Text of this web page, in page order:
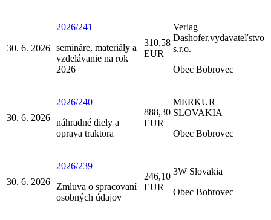
30. 6. 2026
2026/241
semináre, materiály a
vzdelávanie na rok
2026
310,58
EUR
Verlag
Dashofer,vydavateľstvo
s.r.o.
Obec Bobrovec
30. 6. 2026
2026/240
náhradné diely a
oprava traktora
888,30
EUR
MERKUR
SLOVAKIA
Obec Bobrovec
30. 6. 2026
2026/239
Zmluva o spracovaní
osobných údajov
246,10
EUR
3W Slovakia
Obec Bobrovec